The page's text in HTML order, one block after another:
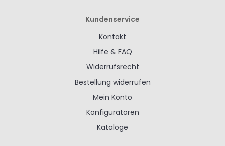
Kundenservice
Kontakt
Hilfe & FAQ
Widerrufsrecht
Bestellung widerrufen
Mein Konto
Konfiguratoren
Kataloge